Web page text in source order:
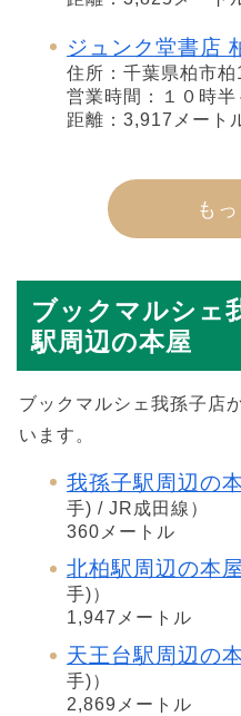
ジュンク堂書店
住所：千葉県柏市
営業時間：１０時半
距離：3,917メート
も
ブックマルシェ
駅周辺の本屋
ブックマルシェ我孫子店
います。
我孫子駅周辺の
手) / JR成田線）
360メートル
北柏駅周辺の本屋
手)）
1,947メートル
天王台駅周辺の
手)）
2,869メートル